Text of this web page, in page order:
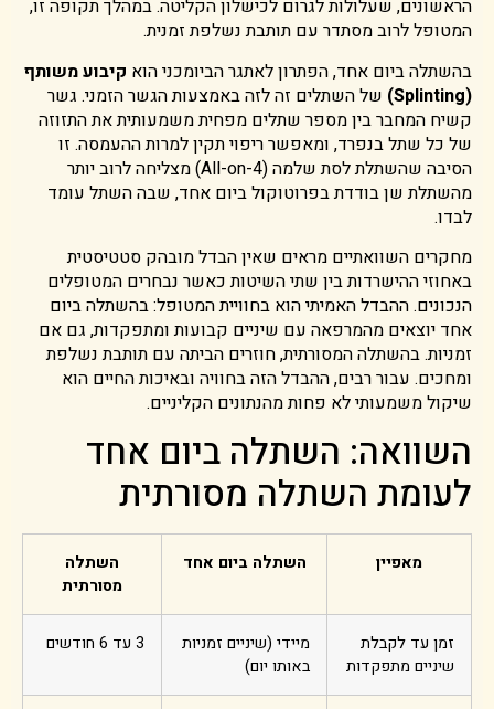
הראשונים, שעלולות לגרום לכישלון הקליטה. במהלך תקופה זו,
המטופל לרוב מסתדר עם תותבת נשלפת זמנית.
בהשתלה ביום אחד, הפתרון לאתגר הביומכני הוא קיבוע משותף
(Splinting)
של השתלים זה לזה באמצעות הגשר הזמני. גשר
קשיח המחבר בין מספר שתלים מפחית משמעותית את התזוזה
של כל שתל בנפרד, ומאפשר ריפוי תקין למרות ההעמסה. זו
הסיבה שהשתלת לסת שלמה (All-on-4) מצליחה לרוב יותר
מהשתלת שן בודדת בפרוטוקול ביום אחד, שבה השתל עומד
לבדו.
מחקרים השוואתיים מראים שאין הבדל מובהק סטטיסטית
באחוזי ההישרדות בין שתי השיטות כאשר נבחרים המטופלים
הנכונים. ההבדל האמיתי הוא בחוויית המטופל: בהשתלה ביום
אחד יוצאים מהמרפאה עם שיניים קבועות ומתפקדות, גם אם
זמניות. בהשתלה המסורתית, חוזרים הביתה עם תותבת נשלפת
ומחכים. עבור רבים, ההבדל הזה בחוויה ובאיכות החיים הוא
שיקול משמעותי לא פחות מהנתונים הקליניים.
השוואה: השתלה ביום אחד
לעומת השתלה מסורתית
מאפיין השתלה ביום אחד
השתלה
מסורתית
זמן עד לקבלת
שיניים מתפקדות
מיידי (שיניים זמניות
באותו יום)
3 עד 6 חודשים